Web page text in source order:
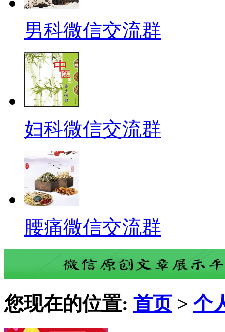
男科微信交流群
妇科微信交流群
腰痛微信交流群
您现在的位置: 首页 > 个